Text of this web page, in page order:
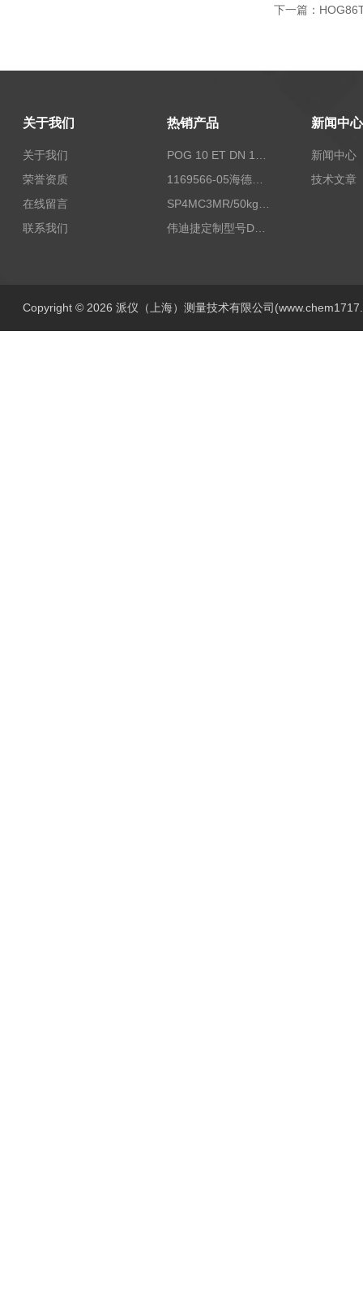
下一篇：
关于我们
关于我们
荣誉资质
在线留言
联系我们
热销产品
1169566-05海德汉西门子编码器现货
伟迪捷定制型号DHM506-5000-002
新闻中心
新闻中心
技术文章
Copyright © 2026 派仪（上海）测量技术有限公司